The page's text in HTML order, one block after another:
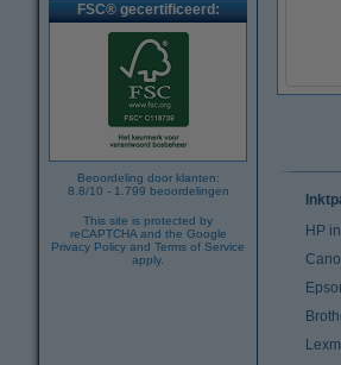
FSC® gecertificeerd:
Beoordeling door klanten:
8.8/10 - 1.799 beoordelingen
This site is protected by
reCAPTCHA and the Google
Privacy Policy and Terms of Service
apply.
HP